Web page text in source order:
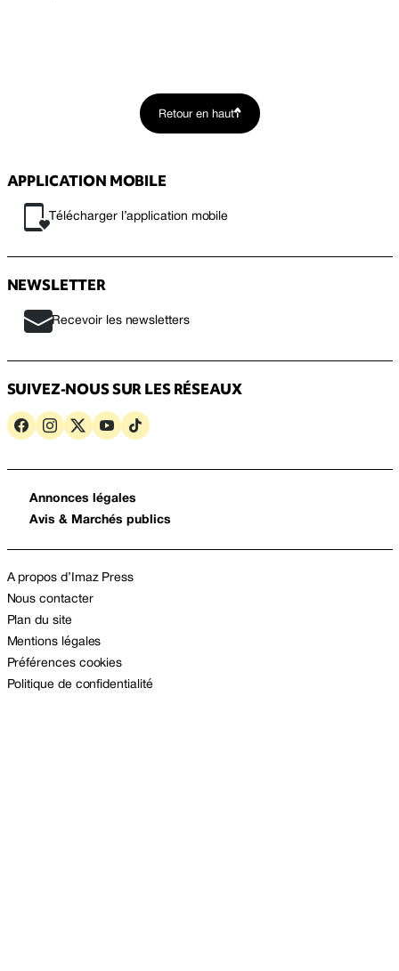
Retour en haut
APPLICATION MOBILE
Télécharger l’application mobile
NEWSLETTER
Recevoir les newsletters
SUIVEZ-NOUS SUR LES RÉSEAUX
Annonces légales
Avis & Marchés publics
A propos d’Imaz Press
Nous contacter
Plan du site
Mentions légales
Préférences cookies
Politique de confidentialité